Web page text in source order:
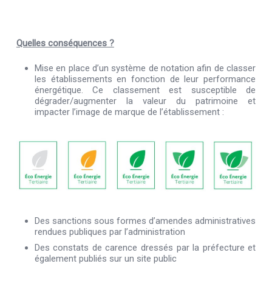
Quelles conséquences ?
Mise en place d’un système de notation afin de classer
les établissements en fonction de leur performance
énergétique. Ce classement est susceptible de
dégrader/augmenter la valeur du patrimoine et
impacter l’image de marque de l’établissement :
Des sanctions sous formes d’amendes administratives
rendues publiques par l’administration
Des constats de carence dressés par la préfecture et
également publiés sur un site public